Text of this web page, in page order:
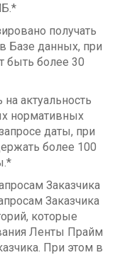
получать
Базе данных, при
быть более 30
актуальность
нормативных
даты, при
более 100
Заказчика
Заказчика
которые
Ленты Прайм
При этом в